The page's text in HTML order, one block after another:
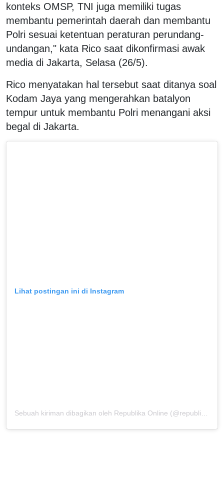
konteks OMSP, TNI juga memiliki tugas
membantu pemerintah daerah dan membantu
Polri sesuai ketentuan peraturan perundang-
undangan," kata Rico saat dikonfirmasi awak
media di Jakarta, Selasa (26/5).
Rico menyatakan hal tersebut saat ditanya soal
Kodam Jaya yang mengerahkan batalyon
tempur untuk membantu Polri menangani aksi
begal di Jakarta.
Lihat postingan ini di Instagram
Sebuah kiriman dibagikan oleh Republika Online (@republikaonline)